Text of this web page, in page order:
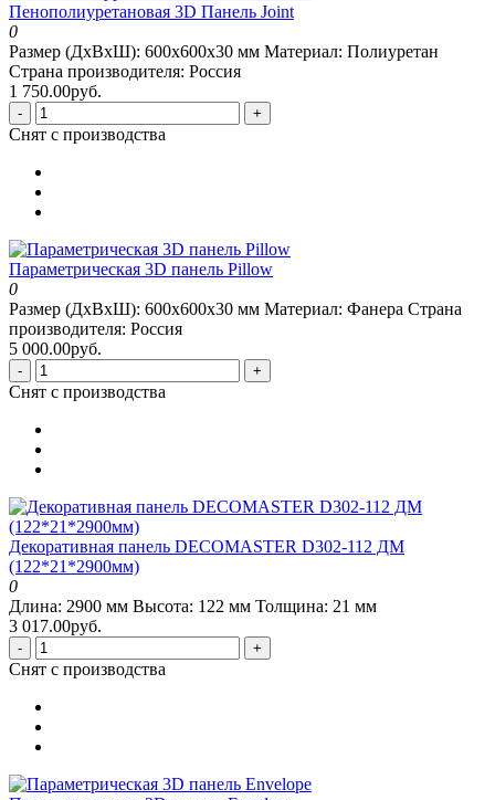
Пенополиуретановая 3D Панель Joint
0
Размер (ДхВхШ): 600x600x30 мм Материал: Полиуретан
Страна производителя: Россия
1 750.00руб.
- +
Снят с производства
Параметрическая 3D панель Pillow
0
Размер (ДхВхШ): 600х600х30 мм Материал: Фанера Страна
производителя: Россия
5 000.00руб.
- +
Снят с производства
Декоративная панель DECOMASTER D302-112 ДМ
(122*21*2900мм)
0
Длина: 2900 мм Высота: 122 мм Толщина: 21 мм
3 017.00руб.
- +
Снят с производства